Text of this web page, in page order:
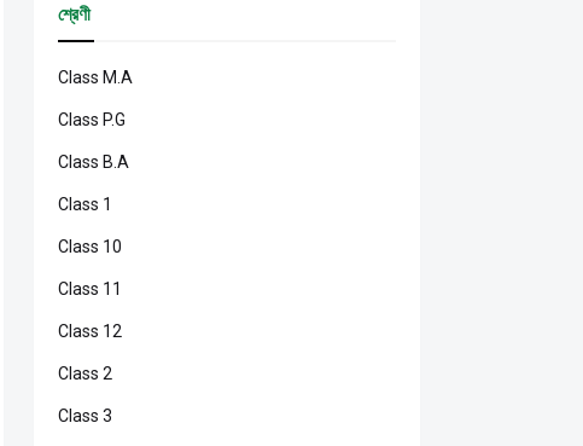
শ্রেণী
Class M.A
Class P.G
Class B.A
Class 1
Class 10
Class 11
Class 12
Class 2
Class 3